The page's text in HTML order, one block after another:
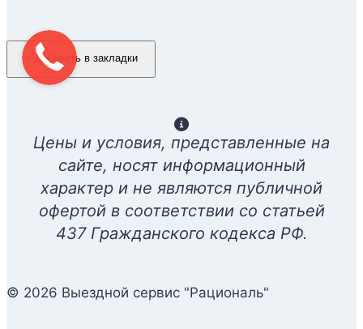
⭐ Добавить в закладки
Цены и условия, представленные на
сайте, носят информационный
характер и не являются публичной
офертой в соответствии со статьей
437 Гражданского кодекса РФ.
© 2026 Выездной сервис "Рациональ"